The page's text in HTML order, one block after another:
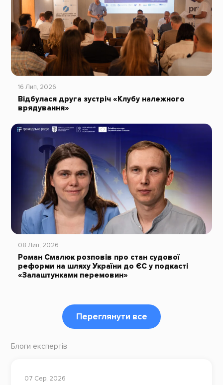
16 Лип, 2026
Відбулася друга зустріч «Клубу належного
врядування»
08 Лип, 2026
Роман Смалюк розповів про стан судової
реформи на шляху України до ЄС у подкасті
«Залаштунками перемовин»
Переглянути все
Блоги експертів
07 Сер, 2026